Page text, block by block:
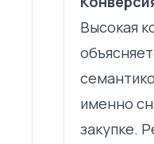
Высокая
именно
закупке.